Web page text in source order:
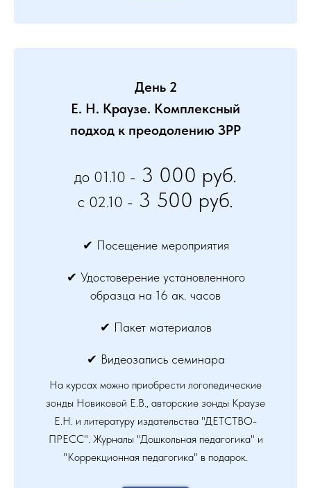
День 2
Е. Н. Краузе. Комплексный
подход к преодолению ЗРР
до 01.10 - 3 000 руб.
c 02.10 - 3 500 руб.
✔ Посещение мероприятия
✔ Удостоверение установленного
образца на 16 ак. часов
✔ Пакет материалов
✔ Видеозапись семинара
На курсах можно приобрести логопедические
зонды Новиковой Е.В., авторские зонды Краузе
Е.Н. и литературу издательства "ДЕТСТВО-
ПРЕСС". Журналы "Дошкольная педагогика" и
"Коррекционная педагогика" в подарок.